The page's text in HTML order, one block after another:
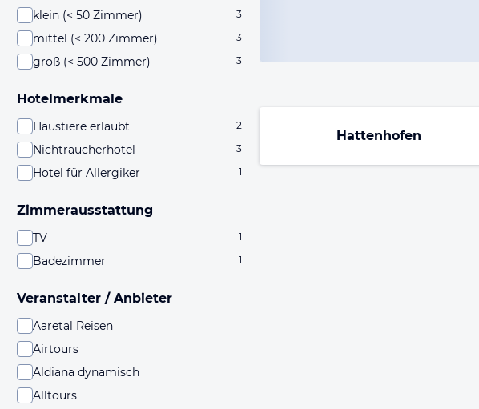
klein (< 50 Zimmer) 3
mittel (< 200 Zimmer) 3
groß (< 500 Zimmer) 3
Hotelmerkmale
Haustiere erlaubt 2
Nichtraucherhotel 3
Hotel für Allergiker 1
Zimmerausstattung
TV 1
Badezimmer 1
Veranstalter / Anbieter
Aaretal Reisen
Airtours
Aldiana dynamisch
Alltours
Hattenhofen